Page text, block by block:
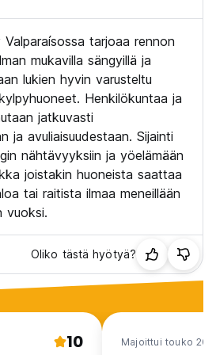
tarjoaa rennon
mukavilla sängyillä ja
lukien hyvin varusteltu
Henkilökuntaa ja
jatkuvasti
ja avuliaisuudestaan. Sijainti
nähtävyyksiin ja yöelämään
joistakin huoneista saattaa
tai raitista ilmaa meneillään
vuoksi.
Oliko tästä hyötyä?
10 Majoittui touko